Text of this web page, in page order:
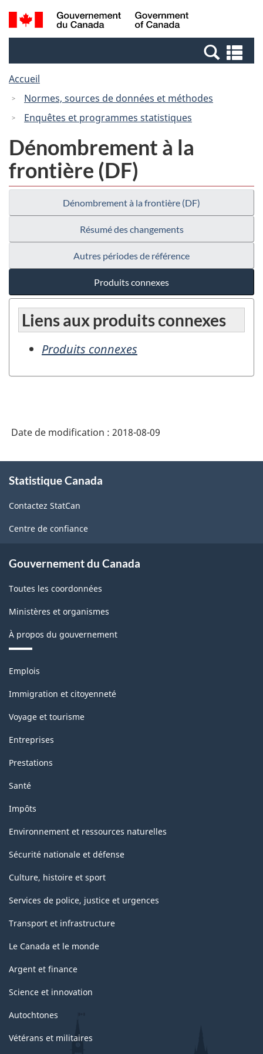
Passer
au
Passer
à
Canada
Recherche
et
et
Accueil
Normes, sources de données et méthodes
Enquêtes et programmes statistiques
Dénombrement à la
frontière (DF)
Dénombrement à la frontière (DF)
Résumé des changements
Autres périodes de référence
Produits connexes
Liens aux produits connexes
Produits connexes
Date de modification : 2018-08-09
propos
ce
site
Statistique Canada
Contactez StatCan
Centre de confiance
Gouvernement du Canada
Toutes les coordonnées
Ministères et organismes
À propos du gouvernement
Thèmes
sujets
Emplois
Immigration et citoyenneté
Voyage et tourisme
Entreprises
Prestations
Santé
Impôts
Environnement et ressources naturelles
Sécurité nationale et défense
Culture, histoire et sport
Services de police, justice et urgences
Transport et infrastructure
Le Canada et le monde
Argent et finance
Science et innovation
Autochtones
Vétérans et militaires